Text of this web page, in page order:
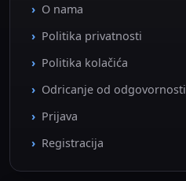
O nama
Politika privatnosti
Politika kolačića
Odricanje od odgovornosti
Prijava
Registracija